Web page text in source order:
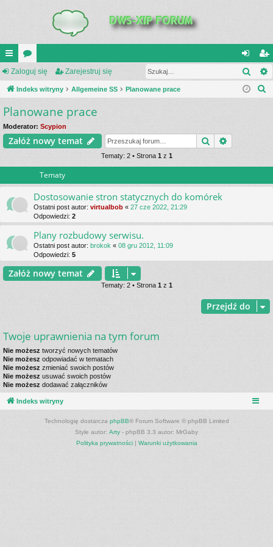
UI
C
K
_L
IN
or
a
al
og
ar
ej
Zaloguj się Zarejestruj się
Indeks witryny Allgemeine SS Planowane prace
Planowane prace
Moderator: Scypion
Załóż nowy temat Szukaj
Tematy: 2 • Strona 1 z 1
Tematy
Dostosowanie stron statycznych do komórek
Ostatni post autor: virtualbob « 27 cze 2022, 21:29
Odpowiedzi: 2
Plany rozbudowy serwisu.
Ostatni post autor: brokok « 08 gru 2012, 11:09
Odpowiedzi: 5
Załóż nowy temat
Tematy: 2 • Strona 1z 1
Przejdź do
Twoje uprawnienia na tym forum
Nie możesz tworzyć nowych tematów
Nie możesz odpowiadać w tematach
Nie możesz zmieniać swoich postów
Nie możesz usuwać swoich postów
Nie możesz dodawać załączników
Indeks witryny
Technologię dostarcza phpBB® Forum Software © phpBB Limited
Style autor: Arty - phpBB 3.3 autor: MrGaby
Polityka prywatności| Warunki użytkowania